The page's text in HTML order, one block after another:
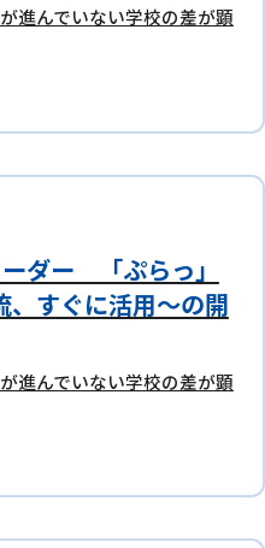
進んでいない学校の差が顕
、すぐに活用～の開
進んでいない学校の差が顕